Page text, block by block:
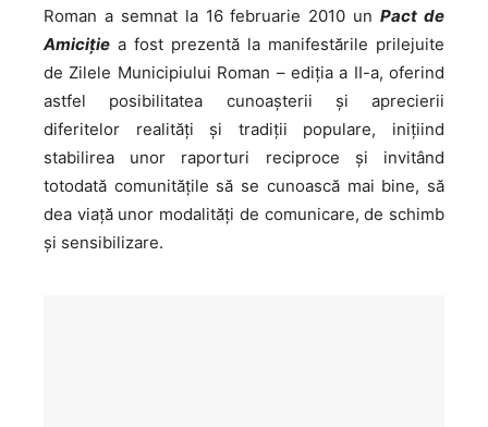
Roman a semnat la 16 februarie 2010 unPact de
Amiciţie a fost prezentă la manifestările prilejuite
de Zilele Municipiului Roman – ediţia a II-a, oferind
astfel posibilitatea cunoaşterii şi aprecierii
diferitelor realităţi şi tradiţii populare, iniţiind
stabilirea unor raporturi reciproce şi invitând
totodată comunităţile să se cunoască mai bine, să
dea viaţă unor modalităţi de comunicare, de schimb
şi sensibilizare.